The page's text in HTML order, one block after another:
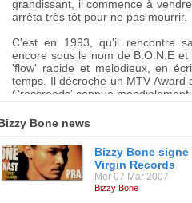
grandissant, il commence à
arrêta très tôt pour ne pas mourrir.
C'est en 1993, qu'il rencontre
encore sous le nom de B.O.N.E
'flow' rapide et melodieux, en
temps. Il décroche un MTV
Crossroads' connue mondialement.
En 1998, il sort son premier
'Awards' notament un
"Blockbuster Award", "American
tant que MC avec les
Bizzy Bone quitte le groupe après
entretenu par Tomica Wright
Bone news
Bizzy Bone signe
Virgin Records
Mer 07 Mar 2007
Bizzy Bone